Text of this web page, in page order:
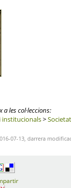
a les col·leccions:
institucionals>
07-13, darrera